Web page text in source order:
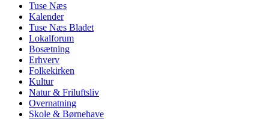
Tuse Næs
Kalender
Tuse Næs Bladet
Lokalforum
Bosætning
Erhverv
Folkekirken
Kultur
Natur & Friluftsliv
Overnatning
Skole & Børnehave